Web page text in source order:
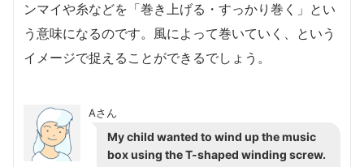
ンマイや糸などを「巻き上げる・すっかり巻く」とい
う意味になるのです。風によって巻いていく、という
イメージで捉えることができるでしょう。
Aさん
My child wanted to wind up the music
box using the T-shaped winding screw.